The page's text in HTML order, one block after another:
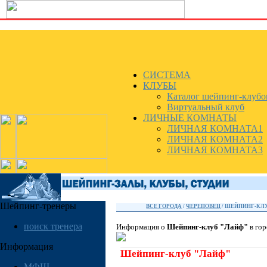
СИСТЕМА
КЛУБЫ
Каталог шейпинг-
Виртуальный клуб
ЛИЧНЫЕ КОМНАТЫ
ЛИЧНАЯ КОМНАТА1
ЛИЧНАЯ КОМНАТА2
ЛИЧНАЯ КОМНАТА3
Шейпинг-тренеры
поиск тренера
Информация
ВСЕ ГОРОДА /ЧЕРЕПОВЕЦ / ШЕЙПИНГ-
Информация о Шейпинг-клуб "Лайф" в
Шейпинг-клуб "Лайф"